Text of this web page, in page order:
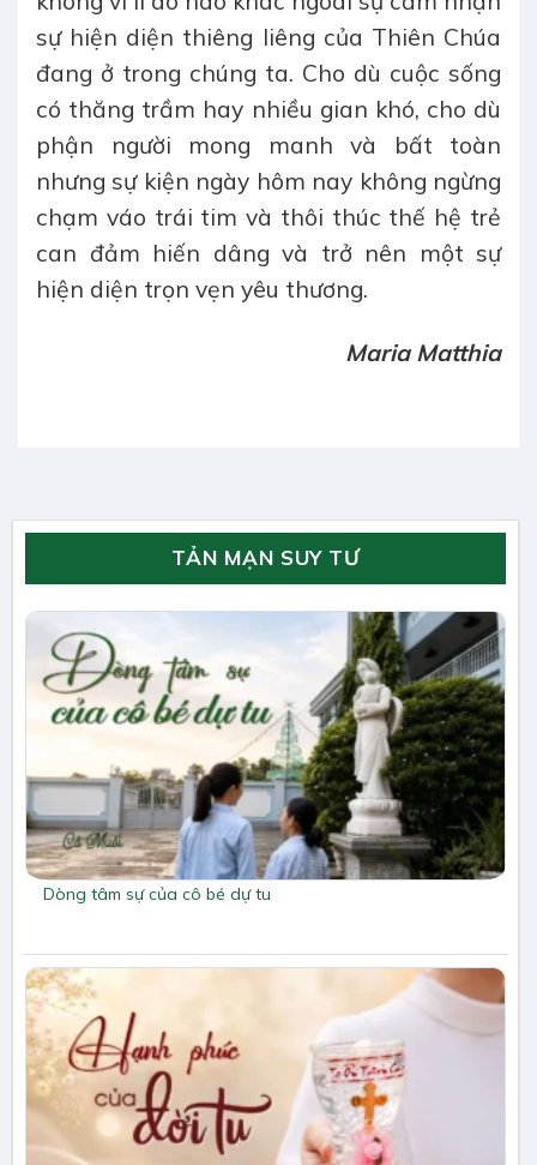
sự hiện diện thiêng liêng của Thiên Chúa
đang ở trong chúng ta. Cho dù cuộc sống
có thăng trầm hay nhiều gian khó, cho dù
phận người mong manh và bất toàn
nhưng sự kiện ngày hôm nay không ngừng
chạm váo trái tim và thôi thúc thế hệ trẻ
can đảm hiến dâng và trở nên một sự
hiện diện trọn vẹn yêu thương.
Maria Matthia
TẢN MẠN SUY TƯ
Dòng tâm sự của cô bé dự tu